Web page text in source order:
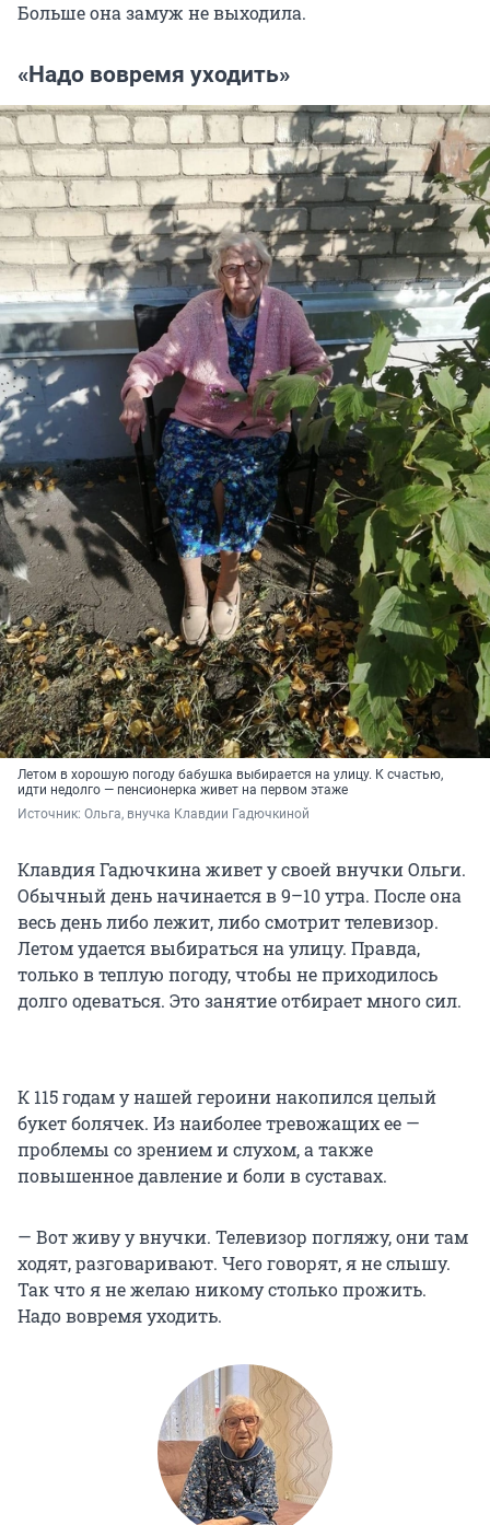
Больше она замуж не выходила.
«Надо вовремя уходить»
Летом в хорошую погоду бабушка выбирается на улицу. К счастью,
идти недолго — пенсионерка живет на первом этаже
Источник: Ольга, внучка Клавдии Гадючкиной
Клавдия Гадючкина живет у своей внучки Ольги.
Обычный день начинается в 9–10 утра. После она
весь день либо лежит, либо смотрит телевизор.
Летом удается выбираться на улицу. Правда,
только в теплую погоду, чтобы не приходилось
долго одеваться. Это занятие отбирает много сил.
К 115 годам у нашей героини накопился целый
букет болячек. Из наиболее тревожащих ее —
проблемы со зрением и слухом, а также
повышенное давление и боли в суставах.
— Вот живу у внучки. Телевизор погляжу, они там
ходят, разговаривают. Чего говорят, я не слышу.
Так что я не желаю никому столько прожить.
Надо вовремя уходить.